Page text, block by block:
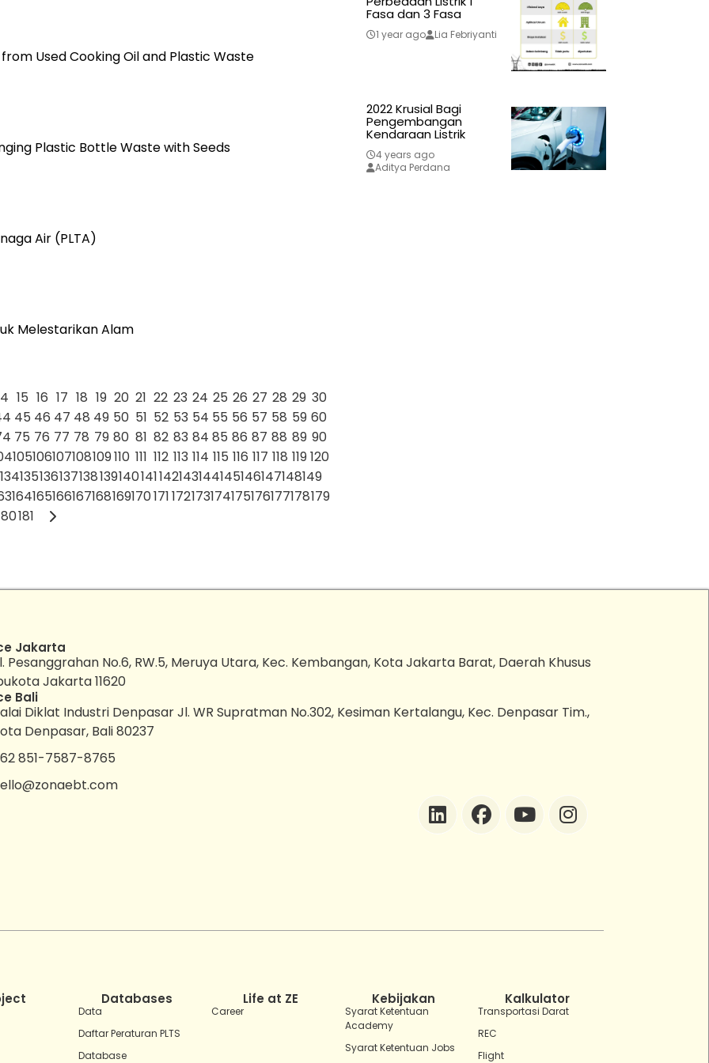
Used Cooking Oil and Plastic Waste
Plastic Bottle Waste with Seeds
Air (PLTA)
Melestarikan Alam
15 16 17 18 19 20 21 22 23 24 25 26 27 28 29 30
45 46 47 48 49 50 51 52 53 54 55 56 57 58 59 60
75 76 77 78 79 80 81 82 83 84 85 86 87 88 89 90
105106107108109110 111 112 113 114 115 116 117 118 119120
134135136137138139140141142143144145146147148149
164165166167168169170171172173174175176177178179
181
Fasa dan 3 Fasa
1 year ago Lia Febriyanti
2022 Krusial Bagi
Pengembangan
Kendaraan Listrik
4 years ago
Aditya Perdana
Jakarta
Pesanggrahan No.6, RW.5, Meruya Utara, Kec. Kembangan, Kota Jakarta Barat, Daerah Khusus
Jakarta 11620
Bali
Diklat Industri Denpasar Jl. WR Supratman No.302, Kesiman Kertalangu, Kec. Denpasar Tim.,
Denpasar, Bali 80237
851-7587-8765
Databases
Data
Daftar Peraturan PLTS
Database
Life at ZE
Career
Kebijakan
Syarat Ketentuan
Academy
Syarat Ketentuan Jobs
Kalkulator
Transportasi Darat
REC
Flight